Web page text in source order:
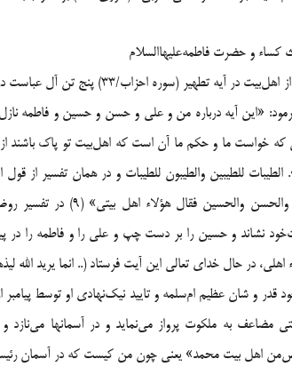
كساء و حضرت فاطمه‌عليهاالسلام
مراد از اهل‌بيت در آيه
كه خواست ما و حكم ما آن است كه اهل‌بيت تو پاك باشند
الطيبات للطيبين والطيبون للطيبات و در همان تفسير از
على والحسن
نشاند و حسين را بر دست چپ و على را و فاطمه را در
اهلى، در حال خداى تعالى اين آيت فرستاد (.. انما يريد الله
مضاعف به ملكوت پرواز مى‌نمايد و در آسمانها
اهل بيت محمد» يعنى چون من كيست كه در آسمان رئيس